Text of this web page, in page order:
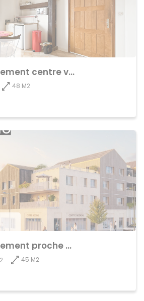
Achat Appartement centre ville
48 M2
Achat Appartement proche centre ville
2
45 M2